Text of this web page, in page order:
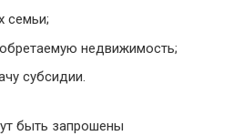
семьи;
недвижимость;
субсидии.
быть запрошены